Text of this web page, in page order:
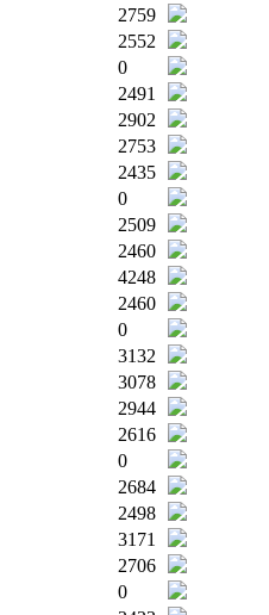
2759
2552
0
2491
2902
2753
2435
0
2509
2460
4248
2460
0
3132
3078
2944
2616
0
2684
2498
3171
2706
0